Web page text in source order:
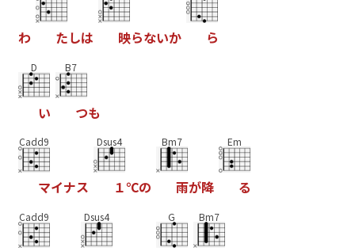
わ たしは 映らないか ら
D
い
B7
つも
Cadd9
マイナス
Dsus4
１℃の
Bm7
雨が降
Em
る
Cadd9 Dsus4 G Bm7